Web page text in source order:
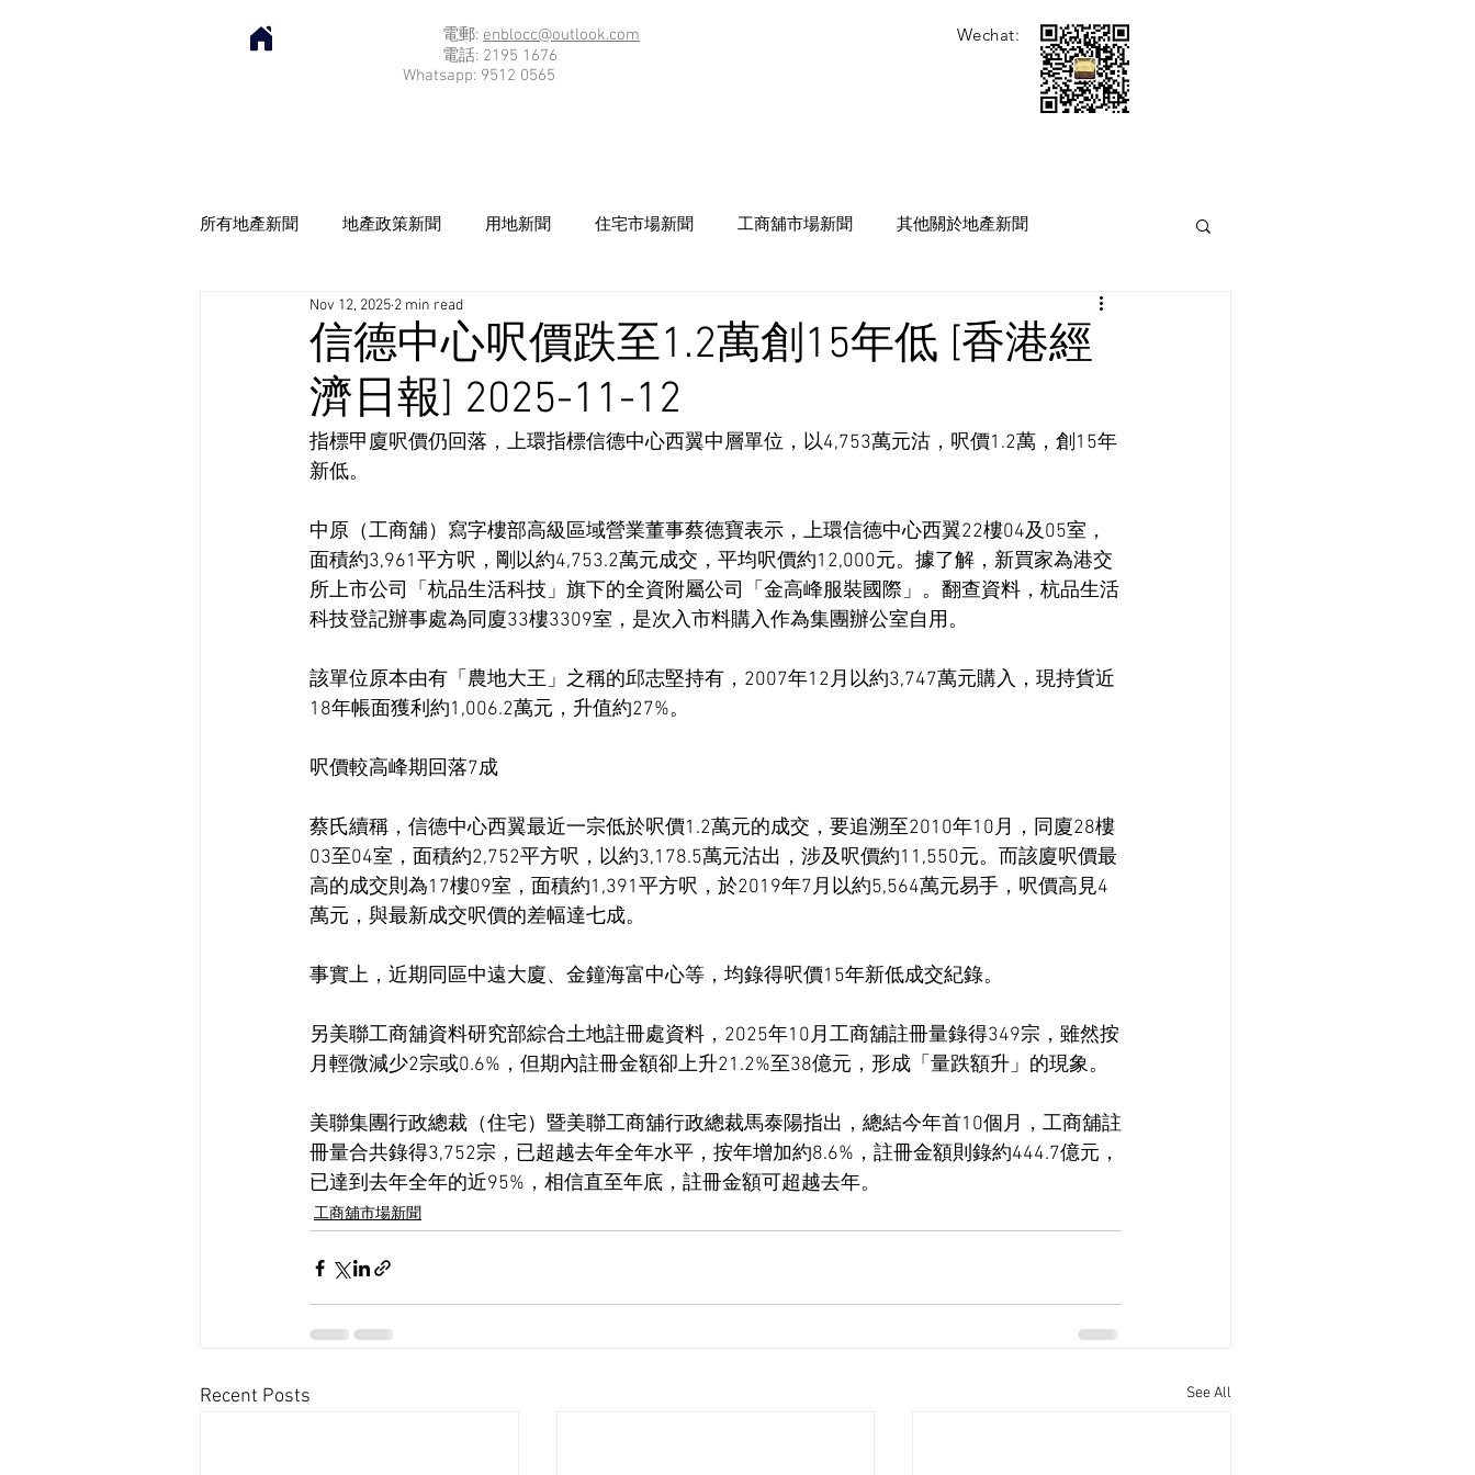
電郵: enblocc@outlook.com
電話: 2195 1676
Whatsapp: 9512 0565
Wechat:
所有地產新聞 地產政策新聞 用地新聞 住宅市場新聞 工商舖市場新聞 其他關於地產新聞
信德中心呎價跌至1.2萬創15年低 [香港經
濟日報] 2025-11-12
Nov 12, 2025 2 min read
指標甲廈呎價仍回落，上環指標信德中心西翼中層單位，以4,753萬元沽，呎價1.2萬，創15年
新低。
中原（工商舖）寫字樓部高級區域營業董事蔡德寶表示，上環信德中心西翼22樓04及05室，
面積約3,961平方呎，剛以約4,753.2萬元成交，平均呎價約12,000元。據了解，新買家為港交
所上市公司「杭品生活科技」旗下的全資附屬公司「金高峰服裝國際」。翻查資料，杭品生活
科技登記辦事處為同廈33樓3309室，是次入市料購入作為集團辦公室自用。
該單位原本由有「農地大王」之稱的邱志堅持有，2007年12月以約3,747萬元購入，現持貨近
18年帳面獲利約1,006.2萬元，升值約27%。
呎價較高峰期回落7成
蔡氏續稱，信德中心西翼最近一宗低於呎價1.2萬元的成交，要追溯至2010年10月，同廈28樓
03至04室，面積約2,752平方呎，以約3,178.5萬元沽出，涉及呎價約11,550元。而該廈呎價最
高的成交則為17樓09室，面積約1,391平方呎，於2019年7月以約5,564萬元易手，呎價高見4
萬元，與最新成交呎價的差幅達七成。
事實上，近期同區中遠大廈、金鐘海富中心等，均錄得呎價15年新低成交紀錄。
另美聯工商舖資料研究部綜合土地註冊處資料，2025年10月工商舖註冊量錄得349宗，雖然按
月輕微減少2宗或0.6%，但期內註冊金額卻上升21.2%至38億元，形成「量跌額升」的現象。
美聯集團行政總裁（住宅）暨美聯工商舖行政總裁馬泰陽指出，總結今年首10個月，工商舖註
冊量合共錄得3,752宗，已超越去年全年水平，按年增加約8.6%，註冊金額則錄約444.7億元，
已達到去年全年的近95%，相信直至年底，註冊金額可超越去年。
工商舖市場新聞
Recent Posts See All